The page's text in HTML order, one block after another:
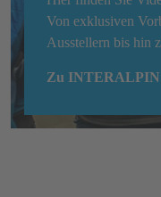
Von exklusiven
Ausstellern bis hin
Zu